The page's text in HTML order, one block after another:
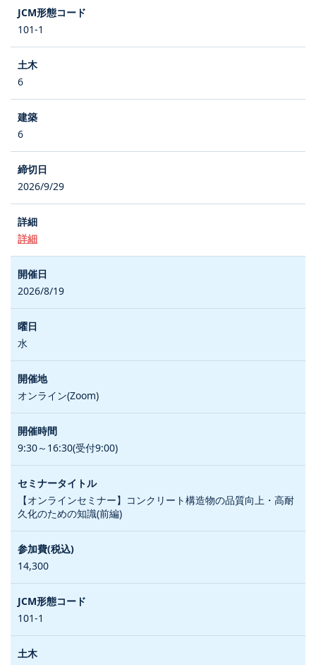
101-1
6
6
2026/9/29
詳細
2026/8/19
水
オンライン(Zoom)
9:30～16:30(受付9:00)
【オンラインセミナー】コンクリート構造物の品質向上・高耐
久化のための知識(前編)
14,300
101-1